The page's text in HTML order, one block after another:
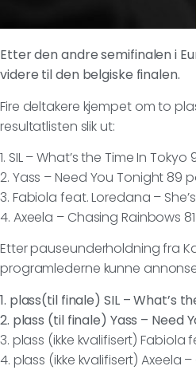
Etter den andre semifinalen i
videre til den belgiske finalen.
Fire deltakere kjempet om to
resultatlisten slik ut:
1. SIL – What’s the Time In
2. Yass – Need You Tonight 89
3. Fabiola feat. Loredana –
4. Axeela – Chasing Rainbows
Etter pauseunderholdning fra
programlederne kunne
1. plass(til finale) SIL – What’s
2. plass (til finale) Yass – Need
3. plass (ikke kvalifisert) Fabiola
4. plass (ikke kvalifisert) Axeela